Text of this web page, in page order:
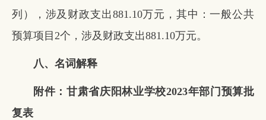
列），涉及财政支出881.10万元，其中：一般公共
预算项目2个，涉及财政支出881.10万元。
八、名词解释
附件： 甘肃省庆阳林业学校2023年部门预算批
复表